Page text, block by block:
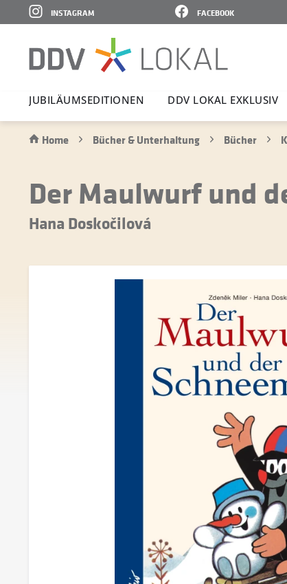
FACEBOOK
INSTAGRAM
JUBI­LÄ­UMS­E­DI­TIONEN DDV LOKAL EXKLUSIV
Home Bücher & Unterhaltung Bücher
Der Maulwurf und
Hana Doskočilová